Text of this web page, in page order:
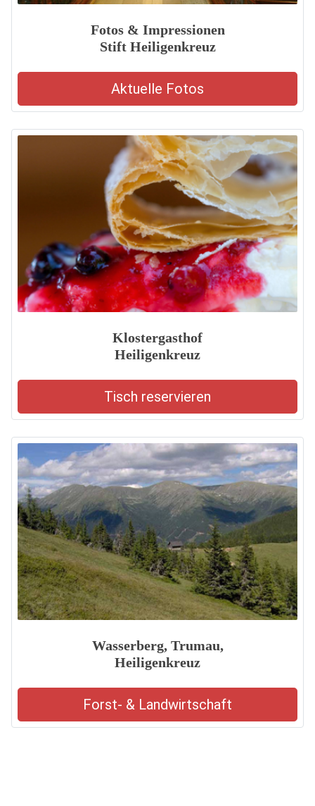
Fotos & Impressionen
Stift Heiligenkreuz
Aktuelle Fotos
Klostergasthof
Heiligenkreuz
Tisch reservieren
Wasserberg, Trumau,
Heiligenkreuz
Forst- & Landwirtschaft